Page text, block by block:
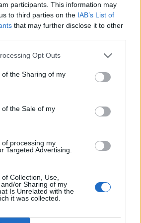
participants. This information may
to third parties on the IAB’s List of
that may further disclose it to other
Opt Outs
the Sharing of my
the Sale of my
processing my
Targeted Advertising.
Collection, Use,
or Sharing of my
Is Unrelated with the
it was collected.
aicina mašīnās, aicina dot
Tādi notikumi vispār
uzrakstīja iesniegumu un
izmeklē. Sieviete stāsta,
Viņš to uztver diezgan mierīgi –
sekas. Viņam deviņi, astoņi
viņš baigi saprot. Tagad, kad
iešu pretī, jo neliekas
bērniem ir katra vecāka
meitas un dēli sāk staigāt pa